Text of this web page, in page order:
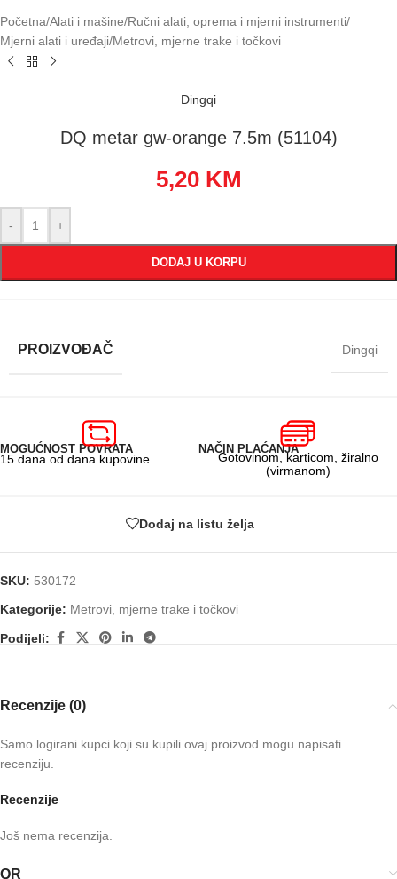
Početna/Alati i mašine/Ručni alati, oprema i mjerni instrumenti/
Mjerni alati i uređaji/Metrovi, mjerne trake i točkovi
Dingqi
DQ metar gw-orange 7.5m (51104)
5,20 KM
- +
DODAJ U KORPU
PROIZVOĐAČ Dingqi
MOGUĆNOST POVRATA
15 dana od dana kupovine
NAČIN PLAĆANJA
Gotovinom, karticom, žiralno
(virmanom)
Dodaj na listu želja
SKU: 530172
Kategorije: Metrovi, mjerne trake i točkovi
Podijeli:
Recenzije (0)
Recenzije
Još nema recenzija.
Samo logirani kupci koji su kupili ovaj proizvod mogu napisati
recenziju.
QR